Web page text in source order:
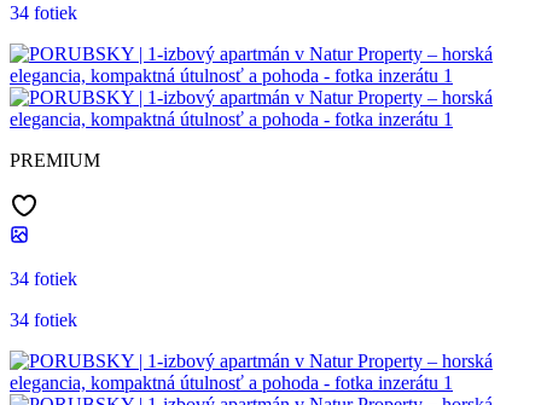
34 fotiek
PREMIUM
34 fotiek
34 fotiek